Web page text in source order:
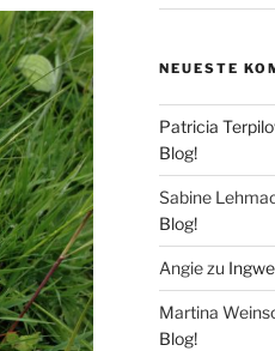
NEUESTE
Patricia
Blog!
Sabine
Blog!
Angiezu
Martina
Blog!